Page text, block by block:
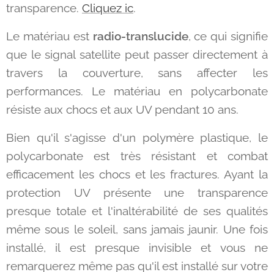
transparence. Cliquez ic.
Le matériau est radio-translucide, ce qui signifie
que le signal satellite peut passer directement à
travers la couverture, sans affecter les
performances. Le matériau en polycarbonate
résiste aux chocs et aux UV pendant 10 ans.
Bien qu'il s'agisse d'un polymère plastique, le
polycarbonate est très résistant et combat
efficacement les chocs et les fractures. Ayant la
protection UV présente une transparence
presque totale et l'inaltérabilité de ses qualités
même sous le soleil, sans jamais jaunir. Une fois
installé, il est presque invisible et vous ne
remarquerez même pas qu'il est installé sur votre